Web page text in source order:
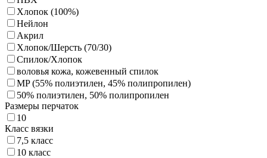
Хлопок (100%)
Нейлон
Акрил
Хлопок/Шерсть (70/30)
Спилок/Хлопок
воловья кожа, кожевенный спилок
MP (55% полиэтилен, 45% полипропилен)
50% полиэтилен, 50% полипропилен
Размеры перчаток
10
Класс вязки
7,5 класс
10 класс